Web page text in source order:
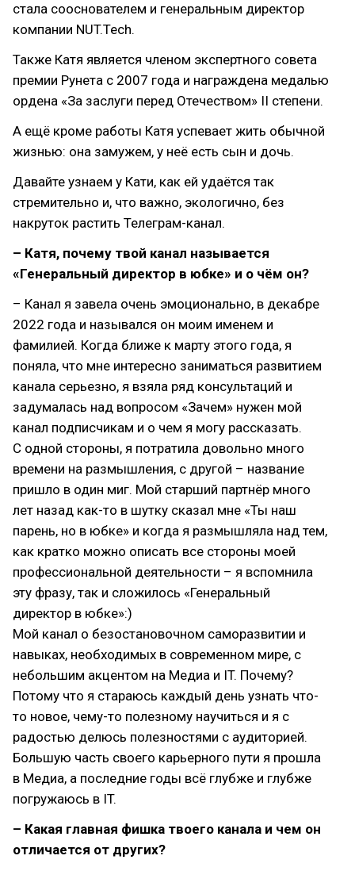
стала сооснователем и генеральным директор
компании NUT.Tech.
Также Катя является членом экспертного совета
премии Рунета с 2007 года и награждена медалью
ордена «За заслуги перед Отечеством» II степени.
А ещё кроме работы Катя успевает жить обычной
жизнью: она замужем, у неё есть сын и дочь.
Давайте узнаем у Кати, как ей удаётся так
стремительно и, что важно, экологично, без
накруток растить Телеграм-канал.
– Катя, почему твой канал называется
«Генеральный директор в юбке» и о чём он?
– Канал я завела очень эмоционально, в декабре
2022 года и назывался он моим именем и
фамилией. Когда ближе к марту этого года, я
поняла, что мне интересно заниматься развитием
канала серьезно, я взяла ряд консультаций и
задумалась над вопросом «Зачем» нужен мой
канал подписчикам и о чем я могу рассказать.
С одной стороны, я потратила довольно много
времени на размышления, с другой – название
пришло в один миг. Мой старший партнёр много
лет назад как-то в шутку сказал мне «Ты наш
парень, но в юбке» и когда я размышляла над тем,
как кратко можно описать все стороны моей
профессиональной деятельности – я вспомнила
эту фразу, так и сложилось «Генеральный
директор в юбке»:)
Мой канал о безостановочном саморазвитии и
навыках, необходимых в современном мире, с
небольшим акцентом на Медиа и IT. Почему?
Потому что я стараюсь каждый день узнать что-
то новое, чему-то полезному научиться и я с
радостью делюсь полезностями с аудиторией.
Большую часть своего карьерного пути я прошла
в Медиа, а последние годы всё глубже и глубже
погружаюсь в IT.
– Какая главная фишка твоего канала и чем он
отличается от других?